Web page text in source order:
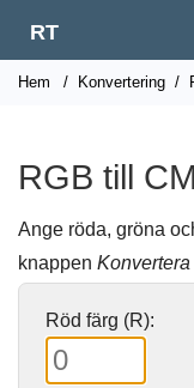
RT
Hem / Konvertering /
RGB till
Ange röda, gröna
knappen Konvertera
Röd färg (R):